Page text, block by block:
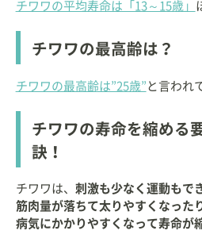
チワワの平均寿命は「13～15歳」
チワワの最高齢は？
チワワの最高齢は”25歳” と言われ
チワワの寿命を縮める
訣！
チワワは、 刺激も少なく運動もで
筋肉量が落ちて太りやすくなった
病気にかかりやすくなって寿命が